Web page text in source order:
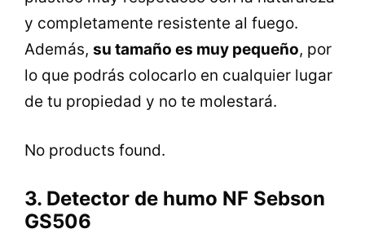
y completamente resistente al fuego.
Además, su tamaño es muy pequeño, por
lo que podrás colocarlo en cualquier lugar
de tu propiedad y no te molestará.
No products found.
3. Detector de humo NF Sebson
GS506